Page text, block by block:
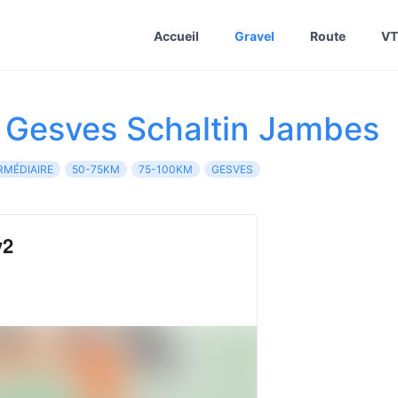
Accueil Gravel Route
Schaltin Jambes
50-75KM 75-100KM GESVES